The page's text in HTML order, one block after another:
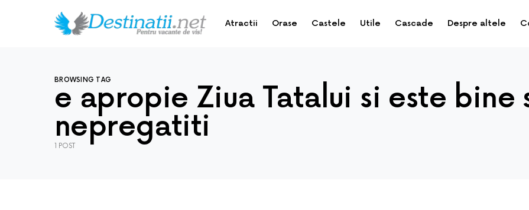
Atractii Orase Castele Utile Cascade Despre altele
BROWSING TAG
e apropie Ziua Tatalui si este bine
nepregatiti
1 POST